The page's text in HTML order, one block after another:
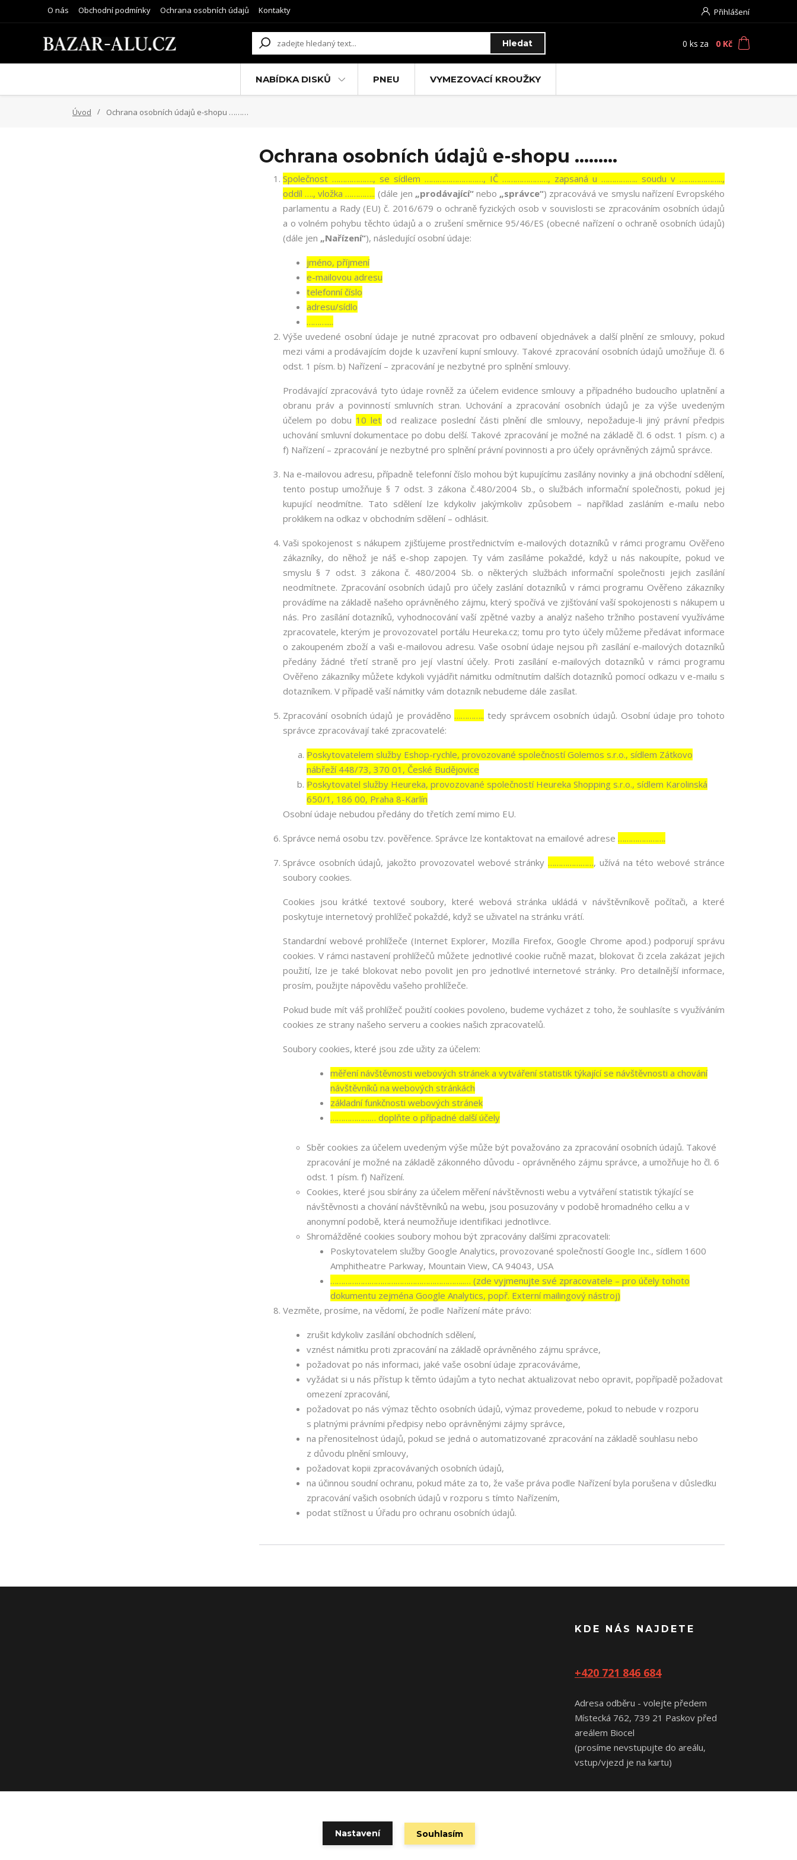
O nás Obchodní podmínky Ochrana osobních údajů Kontakty Přihlášení
Hledat 0 ks za 0 Kč
NABÍDKA DISKŮ PNEU VYMEZOVACÍ KROUŽKY
Úvod Ochrana osobních údajů e-shopu ………
Ochrana osobních údajů e-shopu ………
Společnost ………………., se sídlem ………………………, IČ …………………, zapsaná u …………….. soudu v ………………..,
oddíl …., vložka ………….. (dále jen „prodávající“nebo „správce“) zpracovává ve smyslu nařízení Evropského
parlamentu a Rady (EU) č. 2016/679 o ochraně fyzických osob v souvislosti se zpracováním osobních údajů
a o volném pohybu těchto údajů a o zrušení směrnice 95/46/ES (obecné nařízení o ochraně osobních údajů)
(dále jen „Nařízení“), následující osobní údaje:
jméno, příjmení
e-mailovou adresu
telefonní číslo
adresu/sídlo
………....
Výše uvedené osobní údaje je nutné zpracovat pro odbavení objednávek a další plnění ze smlouvy, pokud
mezi vámi a prodávajícím dojde k uzavření kupní smlouvy. Takové zpracování osobních údajů umožňuje čl. 6
odst. 1 písm. b) Nařízení – zpracování je nezbytné pro splnění smlouvy.
Prodávající zpracovává tyto údaje rovněž za účelem evidence smlouvy a případného budoucího uplatnění a
obranu práv a povinností smluvních stran. Uchování a zpracování osobních údajů je za výše uvedeným
účelem po dobu 10 let od realizace poslední části plnění dle smlouvy, nepožaduje-li jiný právní předpis
uchování smluvní dokumentace po dobu delší. Takové zpracování je možné na základě čl. 6 odst. 1 písm. c) a
f) Nařízení – zpracování je nezbytné pro splnění právní povinnosti a pro účely oprávněných zájmů správce.
Na e-mailovou adresu, případně telefonní číslo mohou být kupujícímu zasílány novinky a jiná obchodní sdělení,
tento postup umožňuje § 7 odst. 3 zákona č.480/2004 Sb., o službách informační společnosti, pokud jej
kupující neodmítne. Tato sdělení lze kdykoliv jakýmkoliv způsobem – například zasláním e-mailu nebo
proklikem na odkaz v obchodním sdělení – odhlásit.
Vaši spokojenost s nákupem zjišťujeme prostřednictvím e-mailových dotazníků v rámci programu Ověřeno
zákazníky, do něhož je náš e-shop zapojen. Ty vám zasíláme pokaždé, když u nás nakoupíte, pokud ve
smyslu § 7 odst. 3 zákona č. 480/2004 Sb. o některých službách informační společnosti jejich zasílání
neodmítnete. Zpracování osobních údajů pro účely zaslání dotazníků v rámci programu Ověřeno zákazníky
provádíme na základě našeho oprávněného zájmu, který spočívá ve zjišťování vaší spokojenosti s nákupem u
nás. Pro zasílání dotazníků, vyhodnocování vaší zpětné vazby a analýz našeho tržního postavení využíváme
zpracovatele, kterým je provozovatel portálu Heureka.cz; tomu pro tyto účely můžeme předávat informace
o zakoupeném zboží a vaši e-mailovou adresu. Vaše osobní údaje nejsou při zasílání e-mailových dotazníků
předány žádné třetí straně pro její vlastní účely. Proti zasílání e-mailových dotazníků v rámci programu
Ověřeno zákazníky můžete kdykoli vyjádřit námitku odmítnutím dalších dotazníků pomocí odkazu v e-mailu s
dotazníkem. V případě vaší námitky vám dotazník nebudeme dále zasílat.
Zpracování osobních údajů je prováděno ………….. tedy správcem osobních údajů. Osobní údaje pro tohoto
správce zpracovávají také zpracovatelé:
Poskytovatelem služby Eshop-rychle, provozované společností Golemos s.r.o., sídlem Zátkovo
nábřeží 448/73, 370 01, České Budějovice
Poskytovatel služby Heureka, provozované společností Heureka Shopping s.r.o., sídlem Karolinská
650/1, 186 00, Praha 8-Karlín
Osobní údaje nebudou předány do třetích zemí mimo EU.
Správce nemá osobu tzv. pověřence. Správce lze kontaktovat na emailové adrese ………………….
Správce osobních údajů, jakožto provozovatel webové stránky …………………, užívá na této webové stránce
soubory cookies.
Cookies jsou krátké textové soubory, které webová stránka ukládá v návštěvníkově počítači, a které
poskytuje internetový prohlížeč pokaždé, když se uživatel na stránku vrátí.
Standardní webové prohlížeče (Internet Explorer, Mozilla Firefox, Google Chrome apod.) podporují správu
cookies. V rámci nastavení prohlížečů můžete jednotlivé cookie ručně mazat, blokovat či zcela zakázat jejich
použití, lze je také blokovat nebo povolit jen pro jednotlivé internetové stránky. Pro detailnější informace,
prosím, použijte nápovědu vašeho prohlížeče.
Pokud bude mít váš prohlížeč použití cookies povoleno, budeme vycházet z toho, že souhlasíte s využíváním
cookies ze strany našeho serveru a cookies našich zpracovatelů.
Soubory cookies, které jsou zde užity za účelem:
měření návštěvnosti webových stránek a vytváření statistik týkající se návštěvnosti a chování
návštěvníků na webových stránkách
základní funkčnosti webových stránek
………………… doplňte o případné další účely
Sběr cookies za účelem uvedeným výše může být považováno za zpracování osobních údajů. Takové
zpracování je možné na základě zákonného důvodu - oprávněného zájmu správce, a umožňuje ho čl. 6
odst. 1 písm. f) Nařízení.
Cookies, které jsou sbírány za účelem měření návštěvnosti webu a vytváření statistik týkající se
návštěvnosti a chování návštěvníků na webu, jsou posuzovány v podobě hromadného celku a v
anonymní podobě, která neumožňuje identifikaci jednotlivce.
Shromážděné cookies soubory mohou být zpracovány dalšími zpracovateli:
Poskytovatelem služby Google Analytics, provozované společností Google Inc., sídlem 1600
Amphitheatre Parkway, Mountain View, CA 94043, USA
……………………………………………………..… (zde vyjmenujte své zpracovatele – pro účely tohoto
dokumentu zejména Google Analytics, popř. Externí mailingový nástroj)
Vezměte, prosíme, na vědomí, že podle Nařízení máte právo:
zrušit kdykoliv zasílání obchodních sdělení,
vznést námitku proti zpracování na základě oprávněného zájmu správce,
požadovat po nás informaci, jaké vaše osobní údaje zpracováváme,
vyžádat si u nás přístup k těmto údajům a tyto nechat aktualizovat nebo opravit, popřípadě požadovat
omezení zpracování,
požadovat po nás výmaz těchto osobních údajů, výmaz provedeme, pokud to nebude v rozporu
s platnými právními předpisy nebo oprávněnými zájmy správce,
na přenositelnost údajů, pokud se jedná o automatizované zpracování na základě souhlasu nebo
z důvodu plnění smlouvy,
požadovat kopii zpracovávaných osobních údajů,
na účinnou soudní ochranu, pokud máte za to, že vaše práva podle Nařízení byla porušena v důsledku
zpracování vašich osobních údajů v rozporu s tímto Nařízením,
podat stížnost u Úřadu pro ochranu osobních údajů.
KDE NÁS NAJDETE
+420 721 846 684
Adresa odběru - volejte předem
Místecká 762, 739 21 Paskov před
areálem Biocel
(prosíme nevstupujte do areálu,
vstup/vjezd je na kartu)
Vytvořeno na
Nastavení Souhlasím